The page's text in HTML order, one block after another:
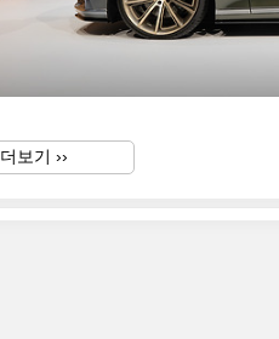
더보기 ››